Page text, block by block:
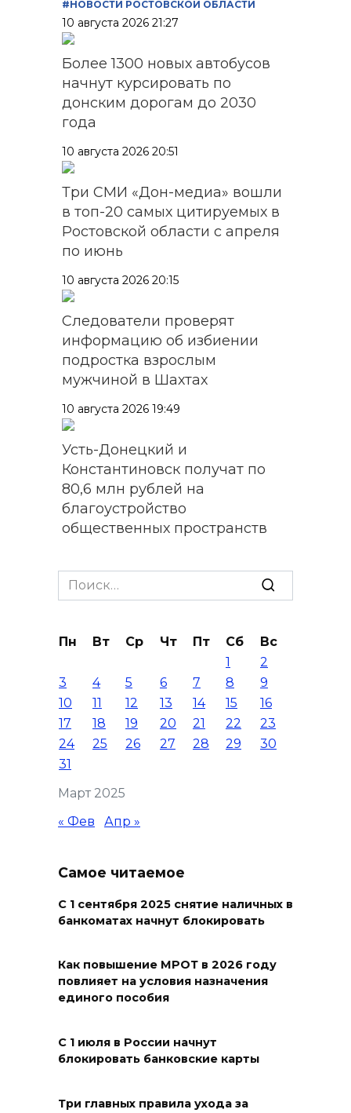
#НОВОСТИ РОСТОВСКОЙ ОБЛАСТИ
10 августа 2026 21:27
Более 1300 новых автобусов
начнут курсировать по
донским дорогам до 2030
года
10 августа 2026 20:51
Три СМИ «Дон-медиа» вошли
в топ-20 самых цитируемых в
Ростовской области с апреля
по июнь
10 августа 2026 20:15
Следователи проверят
информацию об избиении
подростка взрослым
мужчиной в Шахтах
10 августа 2026 19:49
Усть-Донецкий и
Константиновск получат по
80,6 млн рублей на
благоустройство
общественных пространств
Путин: Поездки на
должны быть доступными по
10 августа 2026 18:34
Всероссийский день
физкультурника
Вынужденная отсрочка
10 августа 2026 18:28
10 августа 2026 18:26
пожароопасность в регионе
Search
for:
Март 2025
Пн Вт Ср Чт Пт Сб
Вс
1
2
3
4 5 6 7 8
9
10
11 12 13 14 15
16
17
18 19 20 21 22
23
24
25 26 27 28 29
30
31
« Фев Апр »
Самое читаемое
С 1 сентября 2025 снятие наличных в
банкоматах начнут блокировать
Как повышение МРОТ в 2026 году
повлияет на условия назначения
единого пособия
С 1 июля в России начнут
блокировать банковские карты
Три главных правила ухода за